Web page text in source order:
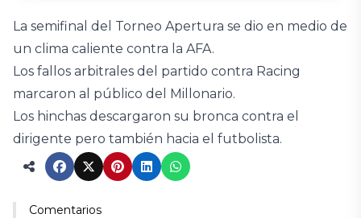
La semifinal del Torneo Apertura se dio en medio de
un clima caliente contra la AFA.
Los fallos arbitrales del partido contra Racing
marcaron al público del Millonario.
Los hinchas descargaron su bronca contra el
dirigente pero también hacia el futbolista.
Comentarios